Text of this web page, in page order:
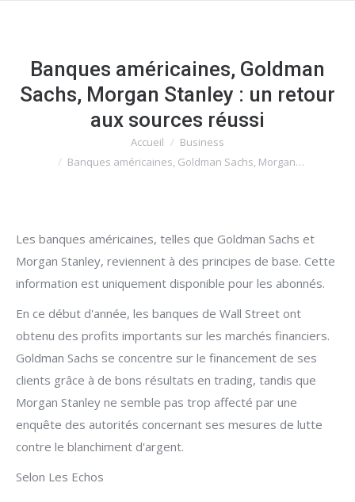
Banques américaines, Goldman
Sachs, Morgan Stanley : un retour
aux sources réussi
Accueil
Business
Banques américaines, Goldman Sachs, Morgan…
Les banques américaines, telles que Goldman Sachs et
Morgan Stanley, reviennent à des principes de base. Cette
information est uniquement disponible pour les abonnés.
En ce début d'année, les banques de Wall Street ont
obtenu des profits importants sur les marchés financiers.
Goldman Sachs se concentre sur le financement de ses
clients grâce à de bons résultats en trading, tandis que
Morgan Stanley ne semble pas trop affecté par une
enquête des autorités concernant ses mesures de lutte
contre le blanchiment d'argent.
Selon Les Echos